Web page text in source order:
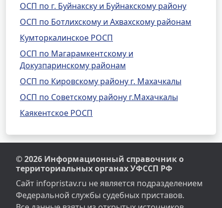
ОСП по г. Буйнакску и Буйнакскому району
ОСП по Ботлихскому и Ахвахскому районам
Кумторкалинское РОСП
ОСП по Магарамкентскому и
Докузпаринскому районам
ОСП по Кировскому району г. Махачкалы
ОСП по Советскому району г.Махачкалы
Каякентское РОСП
© 2026 Информационный справочник о
территориальных органах УФССП РФ
Сайт infopristav.ru не является подразделением
Федеральной службы судебных приставов.